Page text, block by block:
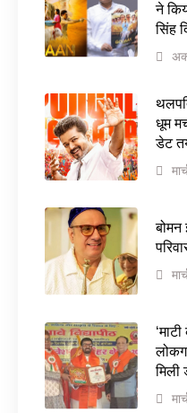
ने
सिंह
धूम
डेट
बोमन
मिली